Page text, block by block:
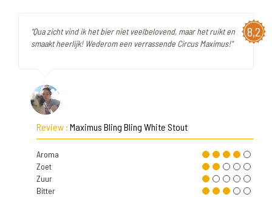
8,2
"Qua zicht vind ik het bier niet veelbelovend, maar het ruikt en
smaakt heerlijk! Wederom een verrassende Circus Maximus!"
Review : Maximus Bling Bling White Stout
Aroma
Zoet
Zuur
Bitter